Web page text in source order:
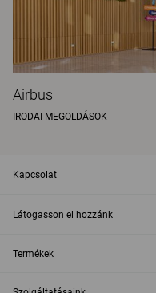
Airbus
IRODAI MEGOLDÁSOK
Kapcsolat
Látogasson el hozzánk
Termékek